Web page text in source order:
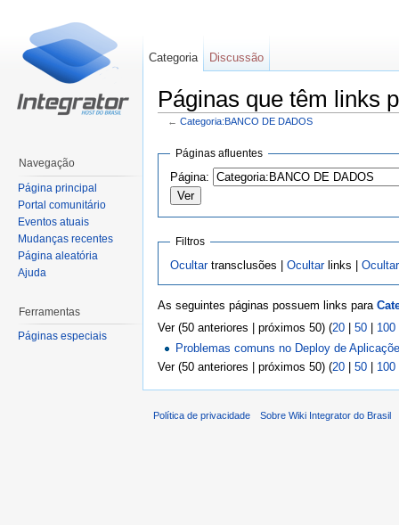
Páginas que têm links
← Categoria:BANCO DE DADOS
Páginas afluentes
Página:
Filtros
Ocultartransclusões | Ocultarlinks | Ocultar
As seguintes páginas possuem links para
Ver (50 anteriores | próximos 50) (20 50 100
Problemas comuns no Deploy de
Ver (50 anteriores | próximos 50) (20 | 50 | 100
Categoria Discussão
Navegação
Página principal
Portal comunitário
Eventos atuais
Mudanças recentes
Página aleatória
Ajuda
Ferramentas
Páginas especiais
Política de privacidade Sobre Wiki Integrator do Brasil